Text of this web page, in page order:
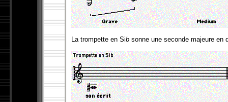
La trompette en Sibsonne une seconde majeure en